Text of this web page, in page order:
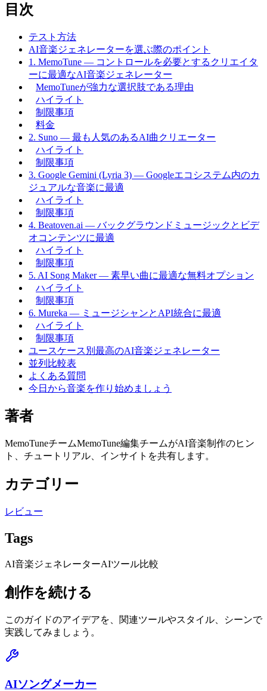
目次
テスト方法
AI音楽ジェネレーターを選ぶ際のポイント
1. MemoTune — コントロールを必要とするクリエイタ
ーに最適なAI音楽ジェネレーター
MemoTuneが強力な選択肢である理由
ハイライト
制限事項
料金
2. Suno — 最も人気のあるAI曲クリエーター
ハイライト
制限事項
3. Google Gemini (Lyria 3) — Googleエコシステム内のカ
ジュアルな音楽に最適
ハイライト
制限事項
4. Beatoven.ai — バックグラウンドミュージックとビデ
オコンテンツに最適
ハイライト
制限事項
5. AI Song Maker — 素早い曲に最適な無料オプション
ハイライト
制限事項
6. Mureka — ミュージシャンとAPI統合に最適
ハイライト
制限事項
ユースケース別最高のAI音楽ジェネレーター
並列比較表
よくある質問
今日から音楽を作り始めましょう
著者
MemoTuneチームMemoTune編集チームがAI音楽制作のヒン
ト、チュートリアル、インサイトを共有します。
カテゴリー
レビュー
Tags
AI音楽ジェネレーターAIツール比較
創作を続ける
このガイドのアイデアを、関連ツールやスタイル、シーンで
実践してみましょう。
AIソングメーカー